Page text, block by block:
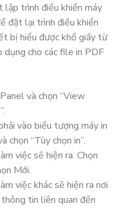
lập trình điều khiển máy
đặt lại trình điều khiển
bị hiểu được khổ giấy từ
dụng cho các file in PDF
và chọn “View
vào biểu tượng máy in
chọn “Tùy chọn in”.
việc sẽ hiện ra. Chọn
Mới.
việc khác sẽ hiện ra nơi
tin liên quan đến